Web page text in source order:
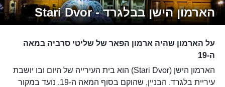
הארמון הישן בבלגרד - Stari Dvor
על הארמון שהיה ארמון הפאר של שליטי סרביה במאה
ה-19
הארמון הישן (Stari Dvor) הוא בית העירייה של היום ובו יושבת
עיריית בלגרד. הבניין, שהוקם בסוף המאה ה-19, נועד במקור